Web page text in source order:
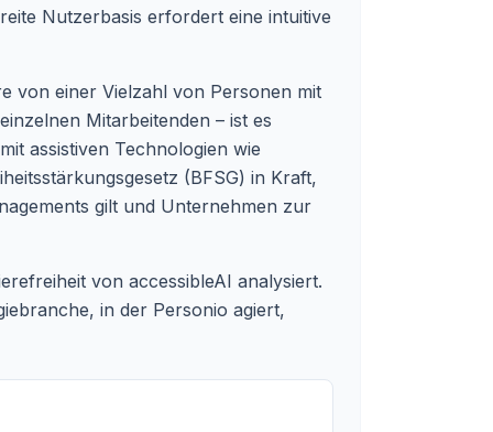
Nutzerbasis erfordert eine intuitive
von einer Vielzahl von Personen mit
Mitarbeitenden – ist es
assistiven Technologien wie
(BFSG) in Kraft,
gilt und Unternehmen zur
von accessibleAI analysiert.
in der Personio agiert,